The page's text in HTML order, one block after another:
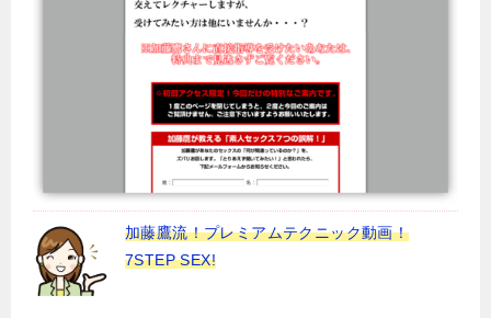
加藤鷹流！プレミアムテクニック動画！
7STEP SEX!